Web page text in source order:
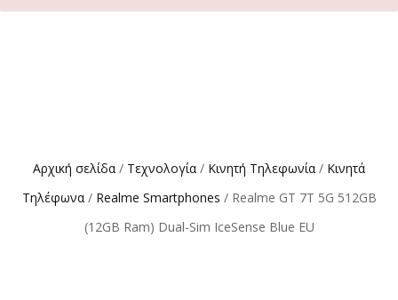
Αρχική σελίδα / Τεχνολογία / Κινητή Τηλεφωνία / Κινητά
Τηλέφωνα/ Realme Smartphones / Realme GT 7T 5G 512GB
(12GB Ram) Dual-Sim IceSense Blue EU